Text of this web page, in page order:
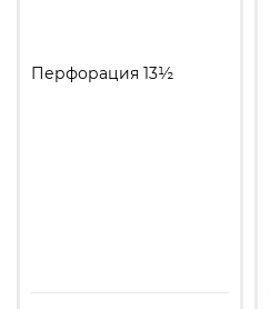
Перфорация 13½